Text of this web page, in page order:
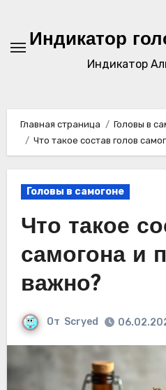
содержимому
Индикатор
Индикатор
Главная страница
Головы в
Что такое состав голов
Головы в самогоне
Что такое
самогона и
важно?
От Scryed